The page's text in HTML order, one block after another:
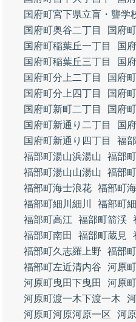
国府町宮下県立盲・聾学
国府町奥谷二丁目
国府
国府町稲葉丘一丁目
国
国府町稲葉丘三丁目
国
国府町分上二丁目
国府
国府町分上四丁目
国府
国府町新町二丁目
国府
国府町新通り二丁目
国
国府町新通り四丁目
福
福部町湯山浜湯山
福部
福部町湯山山湯山
福部
福部町海士浪花 福部町
福部町細川細川
福部町
福部町高江
福部町箭渓
福部町南田
福部町蔵見
福部町久志羅上野
福部
福部町左近清内谷
河原
河原町曳田下曳田
河原
河原町渡一木下渡一木
河原町河原河原一区
河